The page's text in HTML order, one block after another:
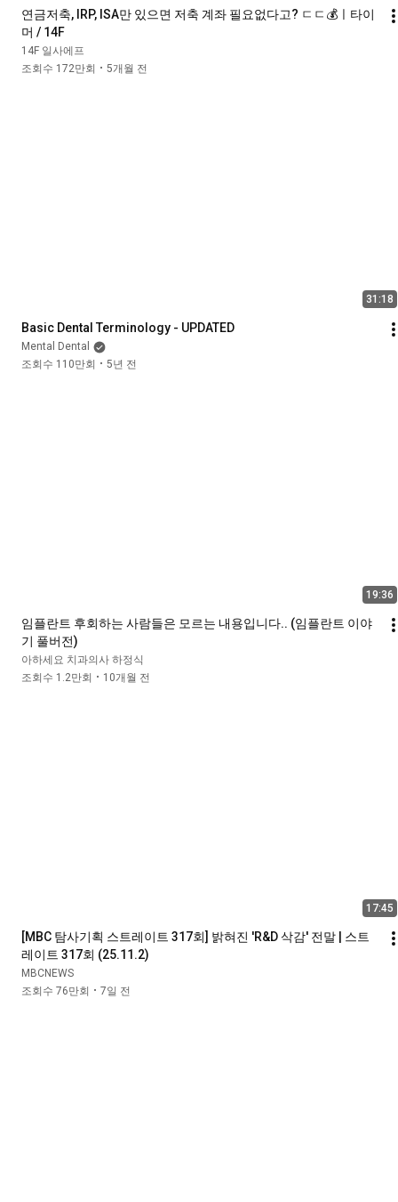
연금저축, IRP, ISA만 있으면 저축 계좌 필요없다고? ㄷㄷ💰ㅣ타이
머 / 14F
14F 일사에프
조회수 172만회
• 5개월 전
31:18
Basic Dental Terminology - UPDATED
Mental Dental
조회수 110만회
• 5년 전
19:36
임플란트 후회하는 사람들은 모르는 내용입니다.. (임플란트 이야
기 풀버전)
아하세요 치과의사 하정식
조회수 1.2만회
• 10개월 전
17:45
[MBC 탐사기획 스트레이트 317회] 밝혀진 'R&D 삭감' 전말 | 스트
레이트 317회 (25.11.2)
MBCNEWS
조회수 76만회
• 7일 전